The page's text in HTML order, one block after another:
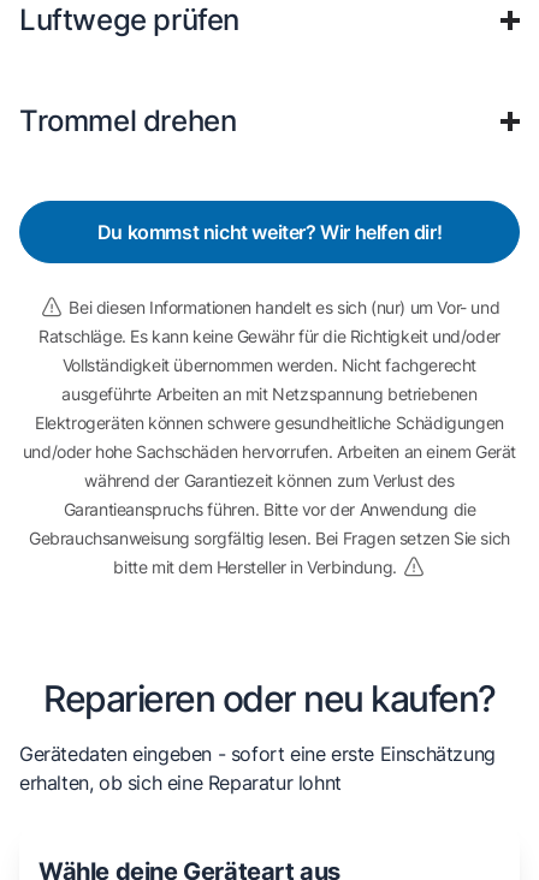
Luftwege prüfen
Trommel drehen
Du kommst nicht weiter? Wir helfen dir!
Bei diesen Informationen handelt es sich (nur) um Vor- und
Ratschläge. Es kann keine Gewähr für die Richtigkeit und/oder
Vollständigkeit übernommen werden. Nicht fachgerecht
ausgeführte Arbeiten an mit Netzspannung betriebenen
Elektrogeräten können schwere gesundheitliche Schädigungen
und/oder hohe Sachschäden hervorrufen. Arbeiten an einem Gerät
während der Garantiezeit können zum Verlust des
Garantieanspruchs führen. Bitte vor der Anwendung die
Gebrauchsanweisung sorgfältig lesen. Bei Fragen setzen Sie sich
bitte mit dem Hersteller in Verbindung.
Reparieren oder neu kaufen?
Gerätedaten eingeben - sofort eine erste Einschätzung
erhalten, ob sich eine Reparatur lohnt
Wähle deine Geräteart aus